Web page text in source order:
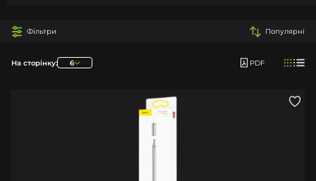
На сторінку: 6 PDF
Фільтри Популярні